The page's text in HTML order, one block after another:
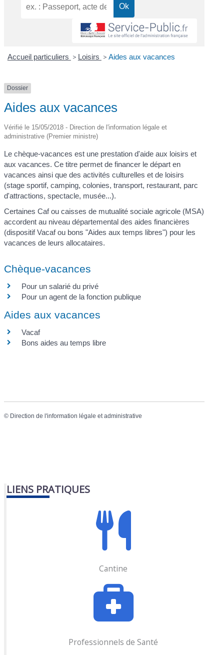
Accueil particuliers > Loisirs > Aides aux vacances
Dossier
Aides aux vacances
Vérifié le 15/05/2018 - Direction de l'information légale et
administrative (Premier ministre)
Le chèque-vacances est une prestation d'aide aux loisirs et
aux vacances. Ce titre permet de financer le départ en
vacances ainsi que des activités culturelles et de loisirs
(stage sportif, camping, colonies, transport, restaurant, parc
d'attractions, spectacle, musée...).
Certaines Caf ou caisses de mutualité sociale agricole (MSA)
accordent au niveau départemental des aides financières
(dispositif Vacaf ou bons "Aides aux temps libres") pour les
vacances de leurs allocataires.
Chèque-vacances
Pour un salarié du privé
Pour un agent de la fonction publique
Aides aux vacances
Vacaf
Bons aides au temps libre
© Direction de l'information légale et administrative
LIENS PRATIQUES
Cantine
Professionnels de Santé